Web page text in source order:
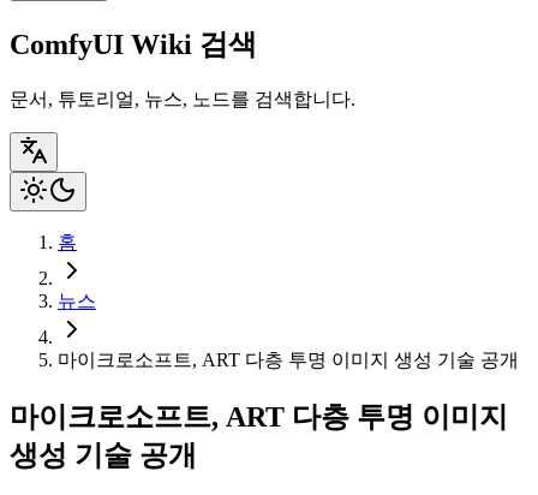
ComfyUI Wiki 검색
문서, 튜토리얼, 뉴스, 노드를 검색합니다.
홈
뉴스
마이크로소프트, ART 다층 투명 이미지 생성 기술 공개
마이크로소프트, ART 다층 투명 이미지
생성 기술 공개